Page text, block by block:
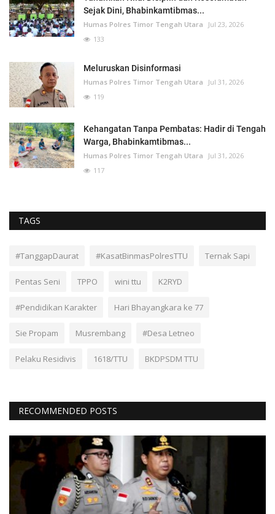
Sejak Dini, Bhabinkamtibmas...
Humas Polres Timor Tengah Utara
Jul 23, 2026
133
Meluruskan Disinformasi
Humas Polres Timor Tengah Utara
Jul 31, 2026
119
Kehangatan Tanpa Pembatas: Hadir di Tengah
Warga, Bhabinkamtibmas...
Humas Polres Timor Tengah Utara
Jul 31, 2026
117
TAGS
#TanggapDaurat #KasatBinmasPolresTTU Ternak Sapi
Pentas Seni TPPO wini ttu K2RYD
#Pendidikan Karakter Hari Bhayangkara ke 77
Sie Propam Musrembang #Desa Letneo
Pelaku Residivis 1618/TTU BKDPSDM TTU
RECOMMENDED POSTS